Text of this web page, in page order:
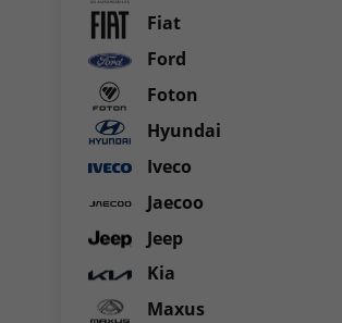
Fiat
Ford
Foton
Hyundai
Iveco
Jaecoo
Jeep
Kia
Maxus